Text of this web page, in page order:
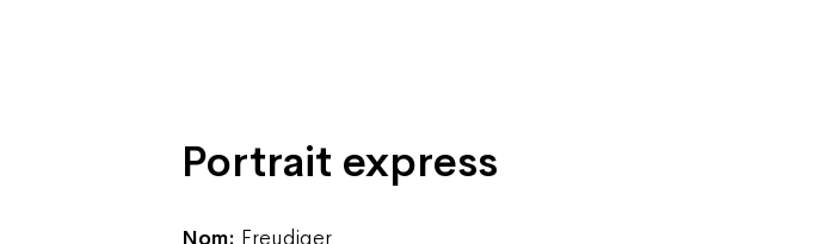
Portrait express
Nom : Freudiger